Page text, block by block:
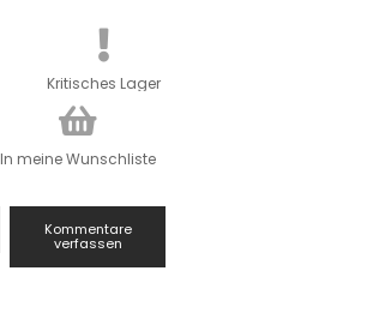
Kritisches Lager
In meine Wunschliste
Kommentare
verfassen